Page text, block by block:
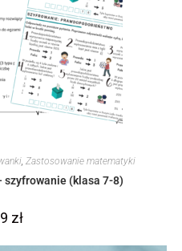
, Zastosowanie matematyki
szyfrowanie (klasa 7-8)
zł